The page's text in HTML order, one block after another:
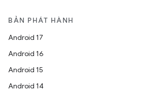
BẢN PHÁT HÀNH
Android 17
Android 16
Android 15
Android 14